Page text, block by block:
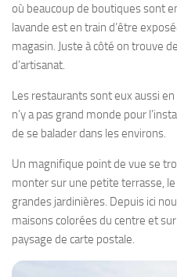
où beaucoup de boutiques sont
lavande est en train d’être
magasin. Juste à côté on trouve
d’artisanat.
Les restaurants sont eux aussi
n’y a pas grand monde pour
de se balader dans les environs.
Un magnifique point de vue se
monter sur une petite terrasse,
grandes jardinières. Depuis ici
maisons colorées du centre et
paysage de carte postale.